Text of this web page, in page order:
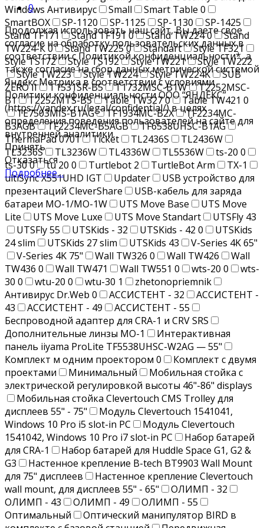
Windows Антивирус
Small Smart Table 0
SmartBOX
SP-1120 SP-1125 SP-1130
SP-1425
Stand TF171
Stand TF191 0 Stand TW2240
Stand
TW224-К0 Stand TW2250 Standart
Style TF321
Style TS172
Style TS192 Style TW221
Style TW222
Style TW223
Style TW224 Style TW224K
SUB
ZERO II
T1531SR-B5 T1732MSC-B1W
T2252MSC-
B1
T2252MTS-B3 Table TW3270 Table TW421 0
TE7503MIS-B1AG
TF1934MC-B2X
TF2234MC-
B3AGB
TF2234MC-B5AGB
TF6538UHSC-B1AG
ThermaPad 0701
Ticket TL2436S
TL2436W
TL3236S
TL3236W TL4336W TL5536W ts-20 0
ts-300 tu 20 0 Turtlebot 2 TurtleBot Arm
TX-1
ultiSync X551UHD IGT
Updater
USB устройство для
презентаций CleverShare
USB-кабель для заряда
батареи MO-1/MO-1W
UTS Move Base
UTS Move
Lite
UTS Move Luxe UTS Move Standart
UTSFly 43
UTSFly 55
UTSKids - 32 UTSKids - 42 0
UTSKids
24 slim
UTSKids 27 slim UTSKids 43
V-Series 4K 65"
V-Series 4K 75"
Wall TW326 0 Wall TW426
Wall
TW436 0 Wall TW471 Wall TW551 0 wts-20 0
wts-
30 0 wtu-20 0 wtu-30 1
zhetonopriemnik
Антивирус Dr.Web 0 АССИСТЕНТ - 32
АССИСТЕНТ -
43
АССИСТЕНТ - 49
АССИСТЕНТ - 55
Беспроводной адаптер для CRA-1 и CRV SRS
Дополнительные линзы MO-1
Интерактивная
панель iiyama ProLite TF5538UHSC-W2AG — 55"
Комплект м одним проектором 0
Комплект с двумя
проектами
Минимальный
Мобильная стойка c
электрической регулировкой высоты 46"-86" displays
Мобильная стойка Clevertouch CMS Trolley для
дисплеев 55" - 75"
Модуль Clevertouch 1541041,
Windows 10 Pro i5 slot-in PC
Модуль Clevertouch
1541042, Windows 10 Pro i7 slot-in PC
Набор батарей
для CRA-1
Набор батарей для Huddle Space G1, G2 &
G3
Настенное крепление B-tech BT9903 Wall Mount
для 75" дисплеев
Настенное крепление Clevertouch
wall mount, для дисплеев 55" - 65"
ОЛИМП - 32
ОЛИМП - 43
ОЛИМП - 49
ОЛИМП - 55
Оптимальный
Оптический манипулятор BIRD в
0
Продолжая использовать наш сайт, Вы даете свое
согласие на обработку пользовательских данных в
соответствии с Политикой конфиденциальности*, а
также согласие на сбор данных метрической системой
Яндекс.Метрика в соответствии с условиями
Политики конфиденциальности ООО “ЯНДЕКС”
(https://yandex.ru/legal/confidential/) в целях
определения поведения пользователей на сайте для
внутренней аналитики.
Принять
Отказаться
Подробнее…